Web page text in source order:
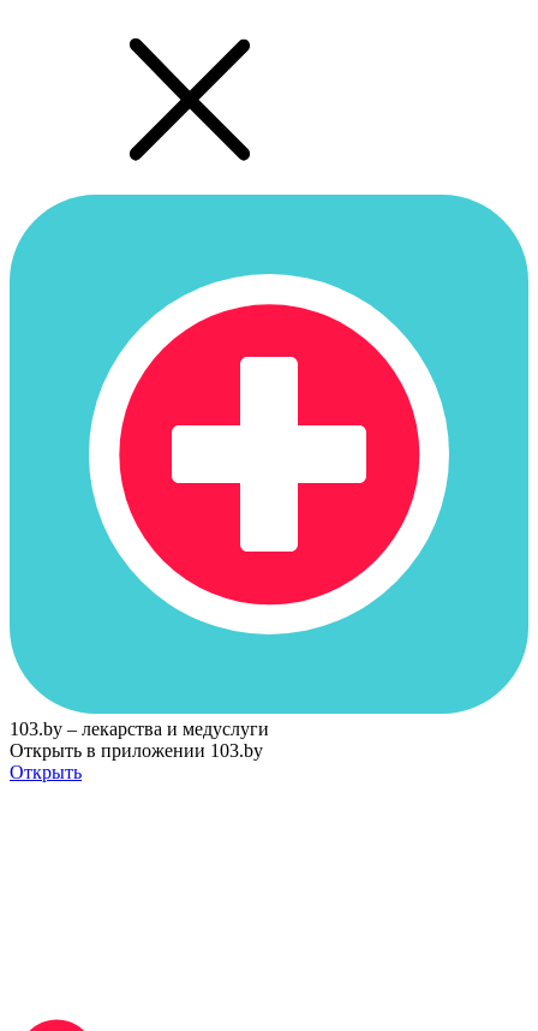
103.by – лекарства и медуслуги
Открыть в приложении 103.by
Открыть